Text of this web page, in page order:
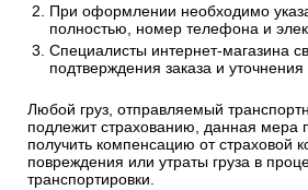
При оформлении необходимо
полностью, номер телефона и
Специалисты интернет-магазина
подтверждения заказа и
Любой груз, отправляемый
подлежит страхованию, данная мера
получить компенсацию от страховой
повреждения или утраты груза в
транспортировки.